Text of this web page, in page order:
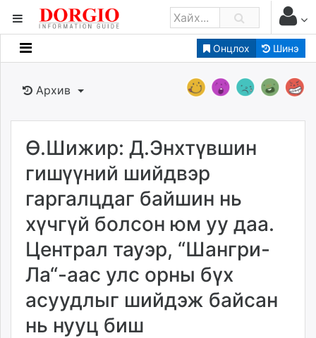
Онцлох Шинэ
Мэдээллийн
Банк санхүү
Бизнес ААН
Төрийн
dorgio.mn
Gogo.mn
caak.mn
news.mn
zindaa.mn
tovch.mn
ikon.mn
Архив
Ө.Шижир: Д.Энхтүвшин
гишүүний шийдвэр
гаргалцдаг байшин нь
хүчгүй болсон юм уу даа.
Централ тауэр, “Шангри-
Ла“-аас улс орны бүх
асуудлыг шийдэж байсан
нь нууц биш